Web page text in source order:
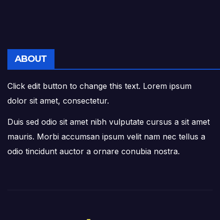
ABOUT
Click edit button to change this text. Lorem ipsum
dolor sit amet, consectetur.
Duis sed odio sit amet nibh vulputate cursus a sit amet
mauris. Morbi accumsan ipsum velit nam nec tellus a
odio tincidunt auctor a ornare conubia nostra.